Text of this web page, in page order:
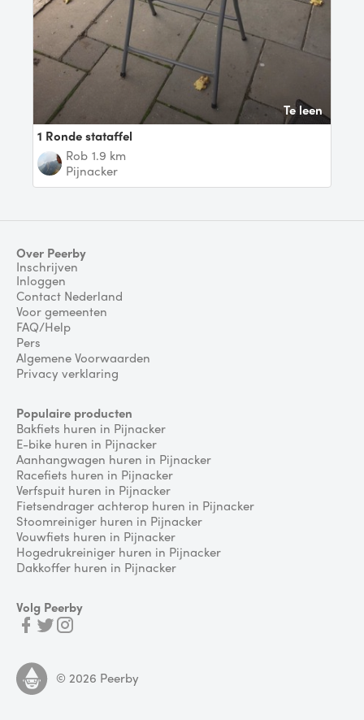
Te leen
1 Ronde stataffel
Rob 1.9 km
Pijnacker
Over Peerby
Inschrijven
Inloggen
Contact Nederland
Voor gemeenten
FAQ/Help
Pers
Algemene Voorwaarden
Privacy verklaring
Populaire producten
Bakfiets huren in Pijnacker
E-bike huren in Pijnacker
Aanhangwagen huren in Pijnacker
Racefiets huren in Pijnacker
Verfspuit huren in Pijnacker
Fietsendrager achterop huren in Pijnacker
Stoomreiniger huren in Pijnacker
Vouwfiets huren in Pijnacker
Hogedrukreiniger huren in Pijnacker
Dakkoffer huren in Pijnacker
Volg Peerby
© 2026 Peerby